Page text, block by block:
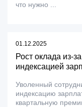
что нужно ...
01.12.2025
Рост оклада из-
индексацией
Уволенный
индексацию
квартальную